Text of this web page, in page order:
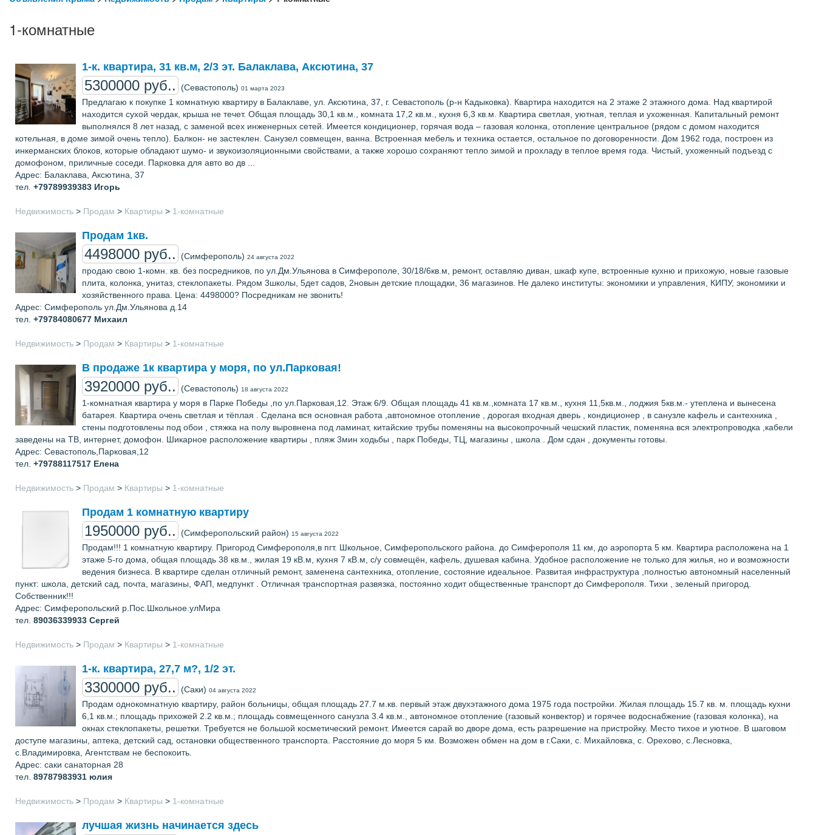
1-комнатные
1-к. квартира, 31 кв.м, 2/3 эт. Балаклава, Аксютина, 37
5300000 руб.. (Севастополь) 01 марта 2023
Предлагаю к покупке 1 комнатную квартиру в Балаклаве, ул. Аксютина, 37, г. Севастополь (р-н Кадыковка). Квартира находится на 2 этаже 2 этажного дома. Над квартирой
находится сухой чердак, крыша не течет. Общая площадь 30,1 кв.м., комната 17,2 кв.м., кухня 6,3 кв.м. Квартира светлая, уютная, теплая и ухоженная. Капитальный ремонт
выполнялся 8 лет назад, с заменой всех инженерных сетей. Имеется кондиционер, горячая вода – газовая колонка, отопление центральное (рядом с домом находится
котельная, в доме зимой очень тепло). Балкон- не застеклен. Санузел совмещен, ванна. Встроенная мебель и техника остается, остальное по договоренности. Дом 1962 года, построен из
инкерманских блоков, которые обладают шумо- и звукоизоляционными свойствами, а также хорошо сохраняют тепло зимой и прохладу в теплое время года. Чистый, ухоженный подъезд с
домофоном, приличные соседи. Парковка для авто во дв ...
Адрес: Балаклава, Аксютина, 37
тел. +79789939383 Игорь
Недвижимость > Продам > Квартиры > 1-комнатные
Продам 1кв.
4498000 руб.. (Симферополь) 24 августа 2022
продаю свою 1-комн. кв. без посредников, по ул.Дм.Ульянова в Симферополе, 30/18/6кв.м, ремонт, оставляю диван, шкаф купе, встроенные кухню и прихожую, новые газовые
плита, колонка, унитаз, стеклопакеты. Рядом 3школы, 5дет садов, 2новын детские площадки, 36 магазинов. Не далеко институты: экономики и управления, КИПУ, экономики и
хозяйственного права. Цена: 4498000? Посредникам не звонить!
Адрес: Симферополь ул.Дм.Ульянова д.14
тел. +79784080677 Михаил
Недвижимость > Продам > Квартиры > 1-комнатные
В продаже 1к квартира у моря, по ул.Парковая!
3920000 руб.. (Севастополь) 18 августа 2022
1-комнатная квартира у моря в Парке Победы ,по ул.Парковая,12. Этаж 6/9. Общая площадь 41 кв.м.,комната 17 кв.м., кухня 11,5кв.м., лоджия 5кв.м.- утеплена и вынесена
батарея. Квартира очень светлая и тёплая . Сделана вся основная работа ,автономное отопление , дорогая входная дверь , кондиционер , в санузле кафель и сантехника ,
стены подготовлены под обои , стяжка на полу выровнена под ламинат, китайские трубы поменяны на высокопрочный чешский пластик, поменяна вся электропроводка ,кабели
заведены на ТВ, интернет, домофон. Шикарное расположение квартиры , пляж 3мин ходьбы , парк Победы, ТЦ, магазины , школа . Дом сдан , документы готовы.
Адрес: Севастополь,Парковая,12
тел. +79788117517 Елена
Недвижимость > Продам > Квартиры > 1-комнатные
Продам 1 комнатную квартиру
1950000 руб.. (Симферопольский район) 15 августа 2022
Продам!!! 1 комнатную квартиру. Пригород Симферополя,в пгт. Школьное, Симферопольского района. до Симферополя 11 км, до аэропорта 5 км. Квартира расположена на 1
этаже 5-го дома, общая площадь 38 кв.м., жилая 19 кВ.м, кухня 7 кВ.м, с/у совмещён, кафель, душевая кабина. Удобное расположение не только для жилья, но и возможности
ведения бизнеса. В квартире сделан отличный ремонт, заменена сантехника, отопление, состояние идеальное. Развитая инфраструктура ,полностью автономный населенный
пункт: школа, детский сад, почта, магазины, ФАП, медпункт . Отличная транспортная развязка, постоянно ходит общественные транспорт до Симферополя. Тихи , зеленый пригород.
Cобственник!!!
Адрес: Симферопольский р.Пос.Школьное.улМира
тел. 89036339933 Сергей
Недвижимость > Продам > Квартиры > 1-комнатные
1-к. квартира, 27,7 м?, 1/2 эт.
3300000 руб.. (Саки) 04 августа 2022
Продам однокомнатную квартиру, район больницы, общая площадь 27.7 м.кв. первый этаж двухэтажного дома 1975 года постройки. Жилая площадь 15.7 кв. м. площадь кухни
6,1 кв.м.; площадь прихожей 2.2 кв.м.; площадь совмещенного санузла 3.4 кв.м., автономное отопление (газовый конвектор) и горячее водоснабжение (газовая колонка), на
окнах стеклопакеты, решетки. Требуется не большой косметический ремонт. Имеется сарай во дворе дома, есть разрешение на пристройку. Место тихое и уютное. В шаговом
доступе магазины, аптека, детский сад, остановки общественного транспорта. Расстояние до моря 5 км. Возможен обмен на дом в г.Саки, с. Михайловка, с. Орехово, с.Лесновка,
с.Владимировка, Агентствам не беспокоить.
Адрес: саки санаторная 28
тел. 89787983931 юлия
Недвижимость > Продам > Квартиры > 1-комнатные
лучшая жизнь начинается здесь